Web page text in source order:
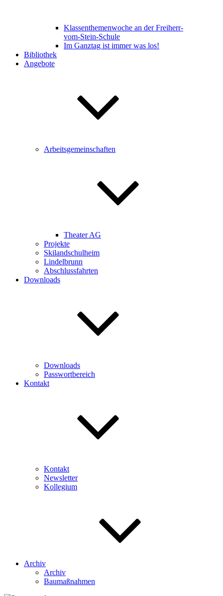
Klassenthemenwoche an der Freiherr-
vom-Stein-Schule
Im Ganztag ist immer was los!
Bibliothek
Angebote
Arbeitsgemeinschaften
Theater AG
Projekte
Skilandschulheim
Lindelbrunn
Abschlussfahrten
Downloads
Downloads
Passwortbereich
Kontakt
Kontakt
Newsletter
Kollegium
Archiv
Archiv
Baumaßnahmen